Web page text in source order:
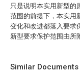
只是说明本实用新型的
范围的前提下，本实用
变化和改进都落入要求
新型要求保护范围由所
Similar Documents